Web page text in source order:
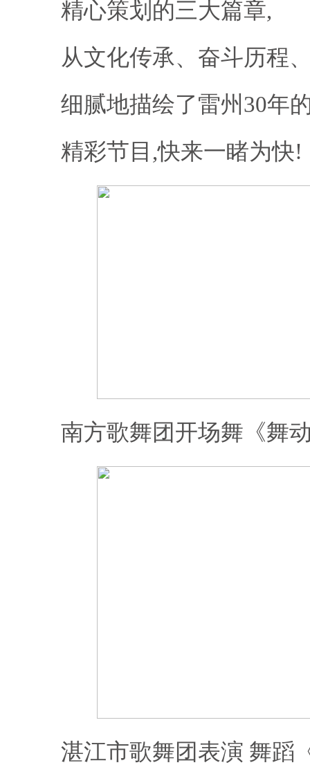
精心策划的三大篇章,
从文化传承、奋斗历程
细腻地描绘了雷州30年
精彩节目,快来一睹为快!
南方歌舞团开场舞《舞
湛江市歌舞团表演 舞蹈